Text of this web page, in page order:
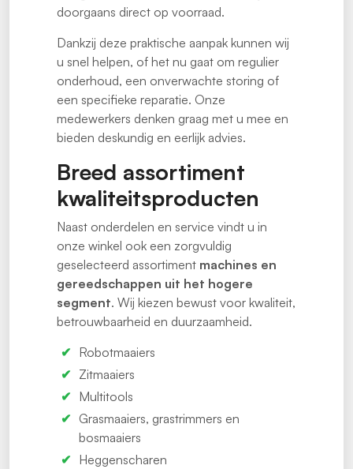
doorgaans direct op voorraad.
Dankzij deze praktische aanpak kunnen wij
u snel helpen, of het nu gaat om regulier
onderhoud, een onverwachte storing of
een specifieke reparatie. Onze
medewerkers denken graag met u mee en
bieden deskundig en eerlijk advies.
Breed assortiment
kwaliteitsproducten
Naast onderdelen en service vindt u in
onze winkel ook een zorgvuldig
geselecteerd assortiment machines en
gereedschappen uit het hogere
segment. Wij kiezen bewust voor kwaliteit,
betrouwbaarheid en duurzaamheid.
Robotmaaiers
Zitmaaiers
Multitools
Grasmaaiers, grastrimmers en
bosmaaiers
Heggenscharen